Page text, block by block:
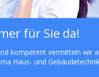
für Sie da!
kompetent vermitteln wir
Haus- und